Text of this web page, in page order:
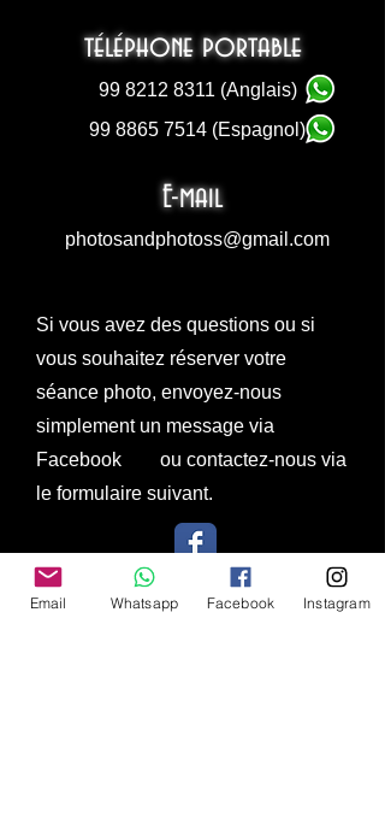
téléphone portable
99 8212 8311 (Anglais)
99 8865 7514 (Espagnol)
E-mail
photosandphotoss@gmail.com
Si vous avez des questions ou si
vous souhaitez réserver votre
séance photo, envoyez-nous
simplement un message via
Facebook ou contactez-nous via
le formulaire suivant.
Si vous souhaitez faire appel à nos
Email Whatsapp Facebook Instagram